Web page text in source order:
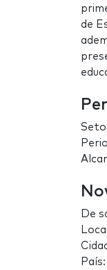
de
De
País: